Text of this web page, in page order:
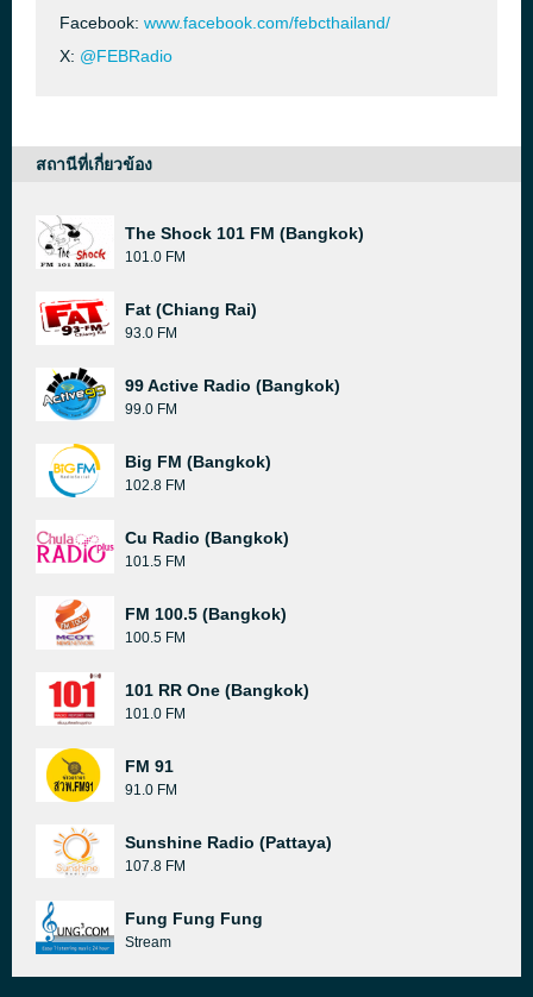
Facebook: www.facebook.com/febcthailand/
X: @FEBRadio
สถานีที่เกี่ยวข้อง
The Shock 101 FM (Bangkok)
101.0 FM
Fat (Chiang Rai)
93.0 FM
99 Active Radio (Bangkok)
99.0 FM
Big FM (Bangkok)
102.8 FM
Cu Radio (Bangkok)
101.5 FM
FM 100.5 (Bangkok)
100.5 FM
101 RR One (Bangkok)
101.0 FM
FM 91
91.0 FM
Sunshine Radio (Pattaya)
107.8 FM
Fung Fung Fung
Stream